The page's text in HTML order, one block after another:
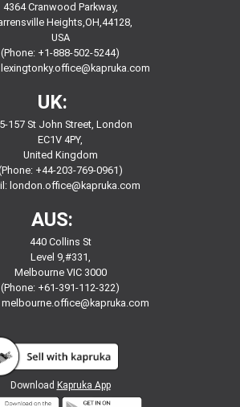
4364 Cranwood Parkway,
Heights,OH,44128,
USA
(Phone: +1-888-502-5244)
lexingtonky.office@kapruka.com
UK:
157 St John Street, London
EC1V 4PY,
United Kingdom
+44-203-769-0961)
london.office@kapruka.com
AUS:
440 Collins St
Level 9,#331,
Melbourne VIC 3000
(Phone: +61-391-112-322)
melbourne.office@kapruka.com
Download Kapruka App